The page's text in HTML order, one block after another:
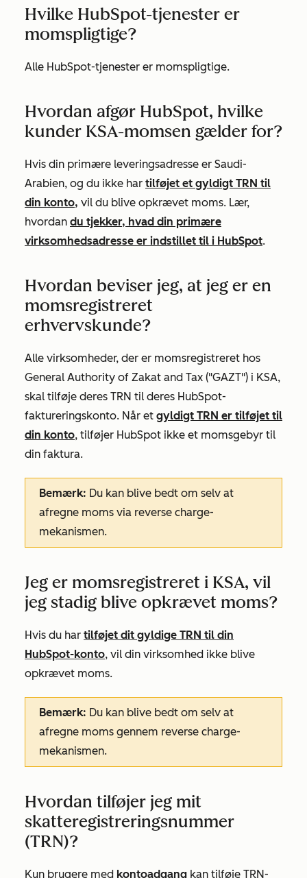
Hvilke HubSpot-tjenester er
momspligtige?
Alle HubSpot-tjenester er momspligtige.
Hvordan afgør HubSpot, hvilke
kunder KSA-momsen gælder for?
Hvis din primære leveringsadresse er Saudi-
Arabien, og du ikke har tilføjet et gyldigt TRN til
din konto, vil du blive opkrævet moms. Lær,
hvordan du tjekker, hvad din primære
virksomhedsadresse er indstillet til i HubSpot.
Hvordan beviser jeg, at jeg er en
momsregistreret
erhvervskunde?
Alle virksomheder, der er momsregistreret hos
General Authority of Zakat and Tax ("GAZT") i KSA,
skal tilføje deres TRN til deres HubSpot-
faktureringskonto. Når et gyldigt TRN er tilføjet til
din konto, tilføjer HubSpot ikke et momsgebyr til
din faktura.
Bemærk: Du kan blive bedt om selv at
afregne moms via reverse charge-
mekanismen.
Jeg er momsregistreret i KSA, vil
jeg stadig blive opkrævet moms?
Hvis du har tilføjet dit gyldige TRN til din
HubSpot-konto, vil din virksomhed ikke blive
opkrævet moms.
Bemærk: Du kan blive bedt om selv at
afregne moms gennem reverse charge-
mekanismen.
Hvordan tilføjer jeg mit
skatteregistreringsnummer
(TRN)?
Kun brugere med kontoadgang kan tilføje TRN-